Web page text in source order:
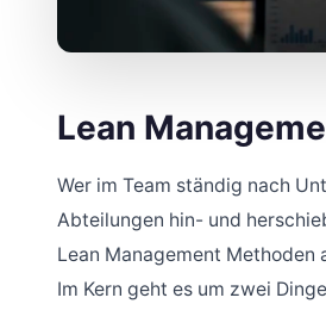
Lean
Wer im Team ständig nach
Abteilungen hin- und
Lean Management Methoden
Im Kern geht es um zwei